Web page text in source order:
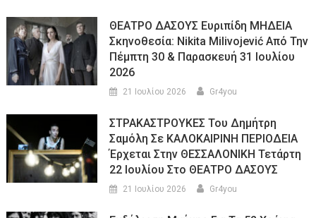
ΘΕΑΤΡΟ ΔΑΣΟΥΣ Ευριπίδη ΜΗΔΕΙΑ
Σκηνοθεσία: Nikita Milivojević Από Την
Πέμπτη 30 & Παρασκευή 31 Ιουλίου
2026
21 Ιουλίου 2026 Gr4you
ΣΤΡΑΚΑΣΤΡΟΥΚΕΣ Του Δημήτρη
Σαμόλη Σε ΚΑΛΟΚΑΙΡΙΝΗ ΠΕΡΙΟΔΕΙΑ
Έρχεται Στην ΘΕΣΣΑΛΟΝΙΚΗ Τετάρτη
22 Ιουλίου Στο ΘΕΑΤΡΟ ΔΑΣΟΥΣ
21 Ιουλίου 2026 Gr4you